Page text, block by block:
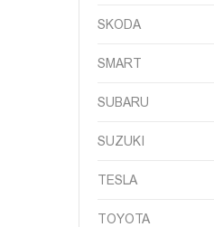
SKODA
SMART
SUBARU
SUZUKI
TESLA
TOYOTA